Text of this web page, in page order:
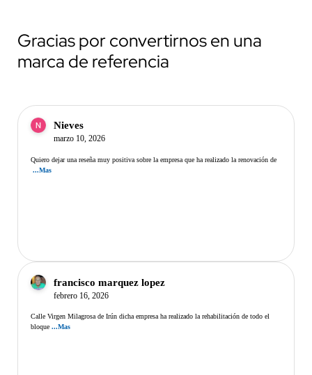
Gracias por convertirnos en una
marca de referencia
Nieves
marzo 10, 2026
Quiero dejar una reseña muy positiva sobre la empresa que ha realizado la renovación de
...Mas
francisco marquez lopez
febrero 16, 2026
Calle Virgen Milagrosa de Irún dicha empresa ha realizado la rehabilitación de todo el
bloque...Mas